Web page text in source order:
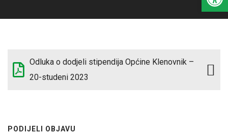
Odluka o dodjeli stipendija Općine Klenovnik –
20-studeni 2023
PODIJELI OBJAVU